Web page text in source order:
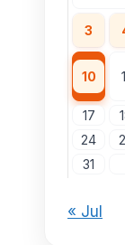
3
10
17
24
31
« Jul